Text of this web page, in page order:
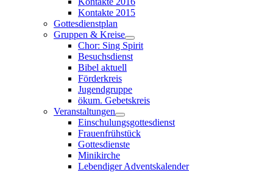
Kontakte 2015
Gottesdienstplan
Gruppen & Kreise
Chor: Sing Spirit
Besuchsdienst
Bibel aktuell
Förderkreis
Jugendgruppe
ökum. Gebetskreis
Veranstaltungen
Einschulungsgottesdienst
Frauenfrühstück
Gottesdienste
Minikirche
Lebendiger Adventskalender